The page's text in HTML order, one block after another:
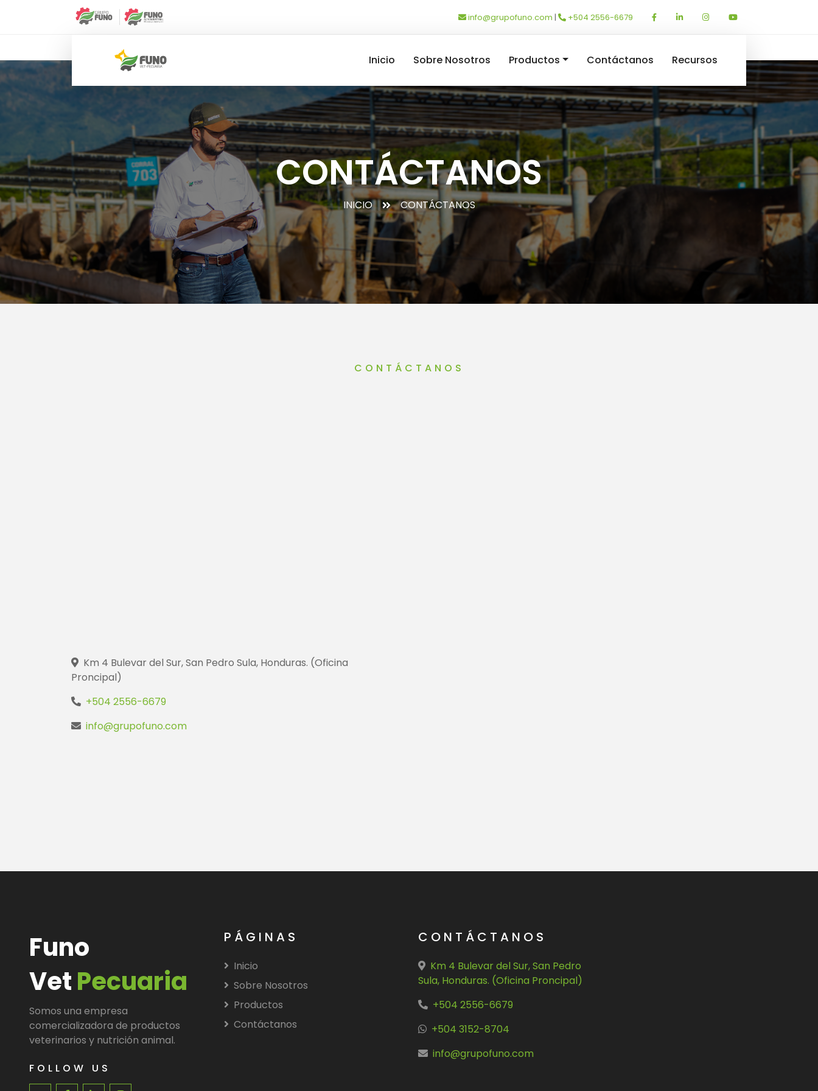
info@grupofuno.com | +504 2556-6679
Inicio Sobre Nosotros Productos Contáctanos Recursos
CONTÁCTANOS
INICIO CONTÁCTANOS
CONTÁCTANOS
Km 4 Bulevar del Sur, San Pedro Sula, Honduras. (Oficina
Proncipal)
+504 2556-6679
info@grupofuno.com
Funo
VetPecuaria
Somos una empresa
comercializadora de productos
veterinarios y nutrición animal.
FOLLOW US
PÁGINAS
Inicio
Sobre Nosotros
Productos
Contáctanos
CONTÁCTANOS
Km 4 Bulevar del Sur, San Pedro
Sula, Honduras. (Oficina Proncipal)
+504 2556-6679
+504 3152-8704
info@grupofuno.com